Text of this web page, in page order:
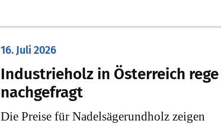
16. Juli 2026
Industrieholz in Österreich rege
nachgefragt
Die Preise für Nadelsägerundholz zeigen